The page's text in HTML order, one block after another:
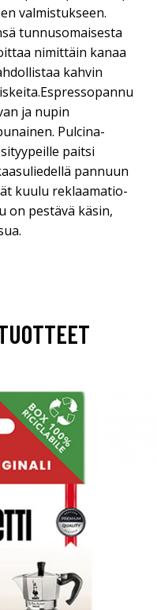
valmistukseen.
tunnusomaisesta
nimittäin kanaa
kahvin
ja nupin
Pulcina-
paitsi
pannuun
kuulu reklaamatio-
on pestävä käsin,